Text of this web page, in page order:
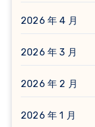
2026 年 4 月
2026 年 3 月
2026 年 2 月
2026 年 1 月